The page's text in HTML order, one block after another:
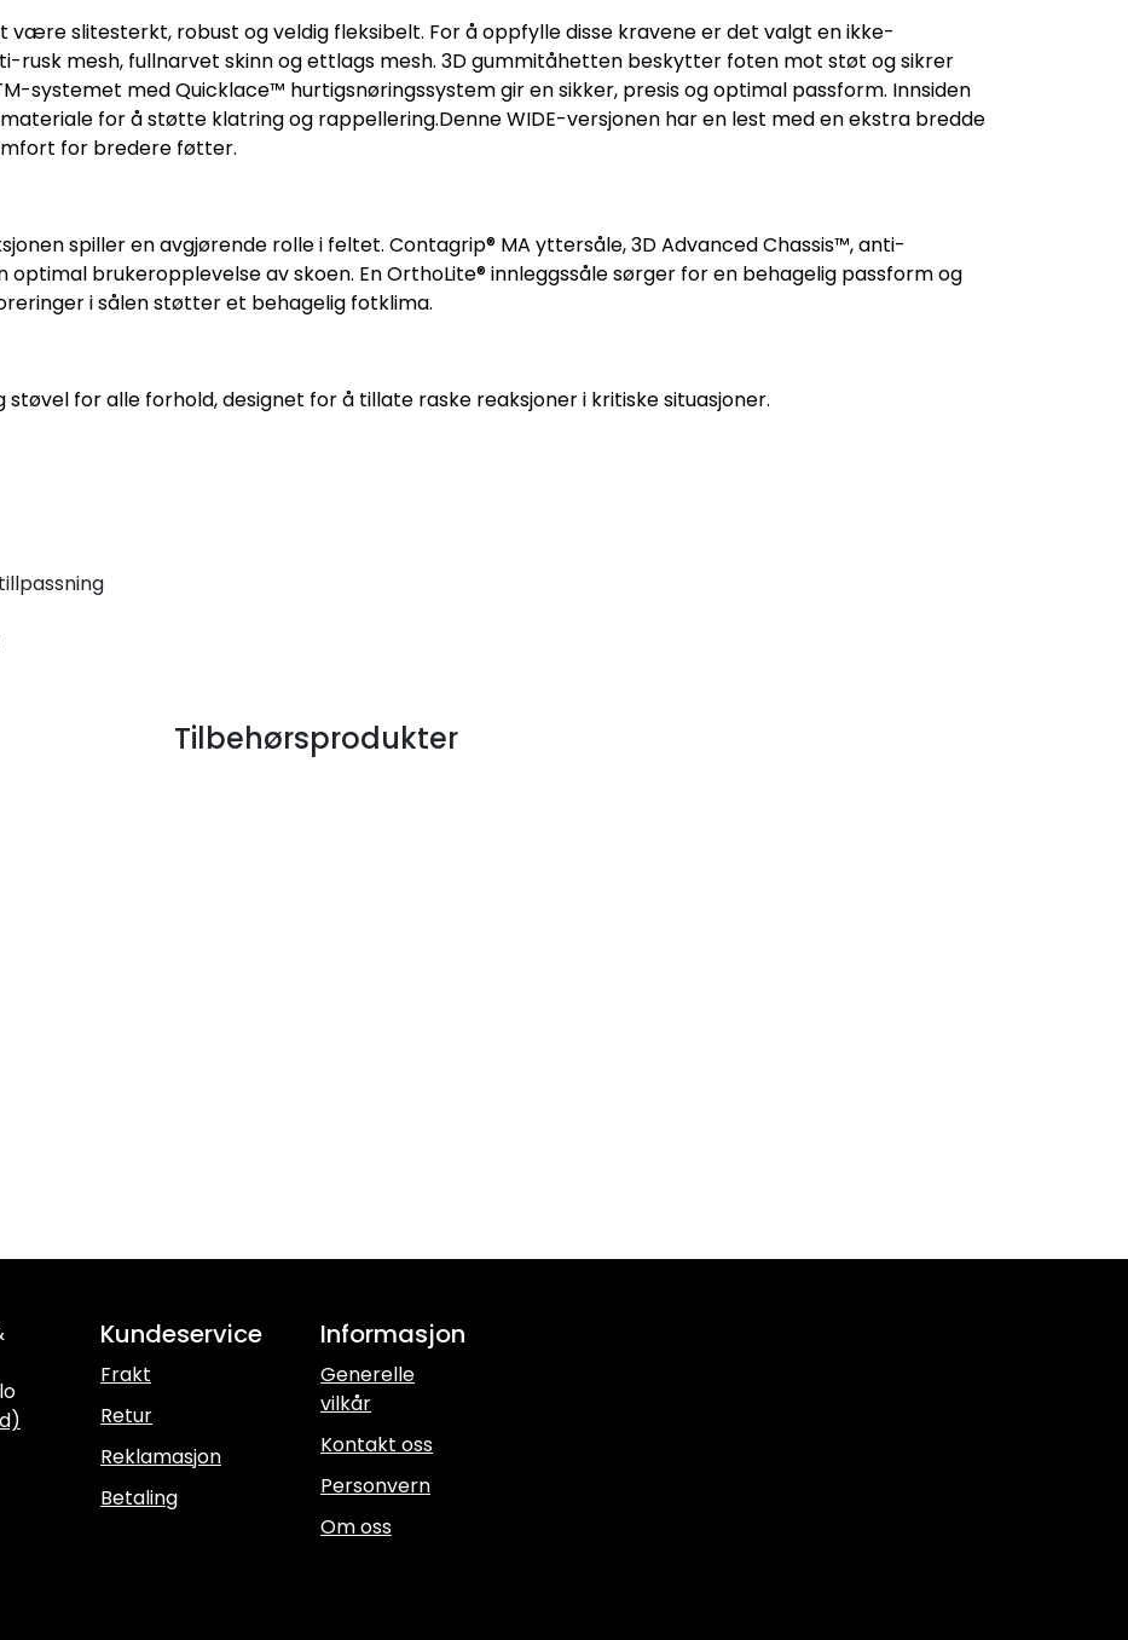
være slitesterkt, robust og veldig fleksibelt. For å oppfylle disse kravene er det valgt en ikke-
rusk mesh, fullnarvet skinn og ettlags mesh. 3D gummitåhetten beskytter foten mot støt og sikrer
systemet med Quicklace™ hurtigsnøringssystem gir en sikker, presis og optimal passform. Innsiden
for å støtte klatring og rappellering.Denne WIDE-versjonen har en lest med en ekstra bredde
for bredere føtter.
spiller en avgjørende rolle i feltet. Contagrip® MA yttersåle, 3D Advanced Chassis™, anti-
optimal brukeropplevelse av skoen. En OrthoLite® innleggssåle sørger for en behagelig passform og
i sålen støtter et behagelig fotklima.
støvel for alle forhold, designet for å tillate raske reaksjoner i kritiske situasjoner.
Tilbehørsprodukter
Kundeservice
Frakt
Retur
Reklamasjon
Betaling
Informasjon
Generelle
vilkår
Kontakt oss
Personvern
Om oss